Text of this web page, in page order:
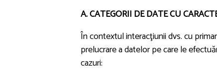
A. CATEGORII DE DATE CU
În contextul interacţiunii dvs. cu
prelucrare a datelor pe care le
cazuri: